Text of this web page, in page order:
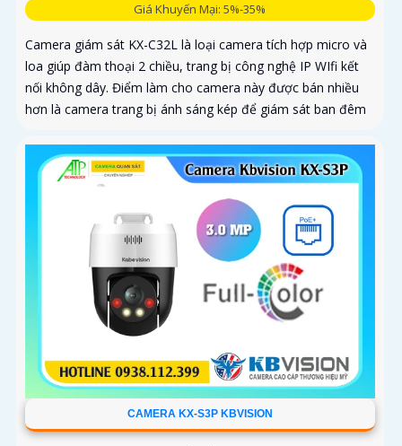
Giá Khuyến Mại: 5%-35%
Camera giám sát KX-C32L là loại camera tích hợp micro và
loa giúp đàm thoại 2 chiều, trang bị công nghệ IP WIfi kết
nối không dây. Điểm làm cho camera này được bán nhiều
hơn là camera trang bị ánh sáng kép để giám sát ban đêm
CAMERA KX-S3P KBVISION